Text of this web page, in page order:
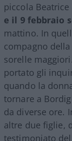
piccola
e il 9 febbraio
mattino. In
compagno
sorelle
portato gli
quando la
tornare a
da diverse ore.
altre due figlie,
testimoniato